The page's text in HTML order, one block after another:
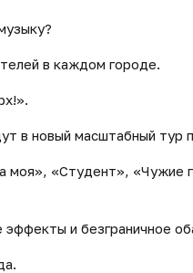
в каждом городе.
в новый масштабный тур
моя», «Студент», «Чужие
и безграничное